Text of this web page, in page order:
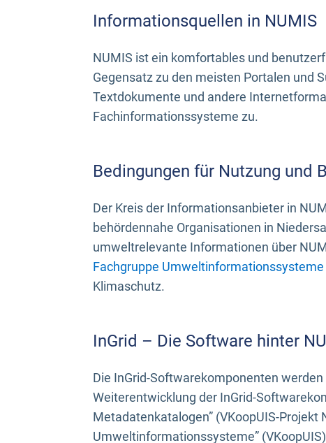
Informationsquellen in NUMIS
NUMIS ist ein komfortables und
Gegensatz zu den meisten Portalen und
Textdokumente und andere
Fachinformationssysteme zu.
Bedingungen für Nutzung und
Der Kreis der Informationsanbieter in
behördennahe Organisationen in
umweltrelevante Informationen über
Fachgruppe Umweltinformationssysteme
Klimaschutz.
InGrid – Die Software hinter
Die InGrid-Softwarekomponenten
Weiterentwicklung der InGrid-
Metadatenkatalogen” (VKoopUIS-
Umweltinformationssysteme”